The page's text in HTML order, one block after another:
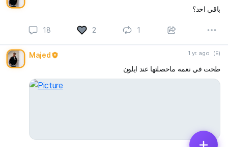
باقي احد؟
18 2 1
Majed 1 yr. ago (E)
طحت في نعمه ماحصلتها عند ايلون